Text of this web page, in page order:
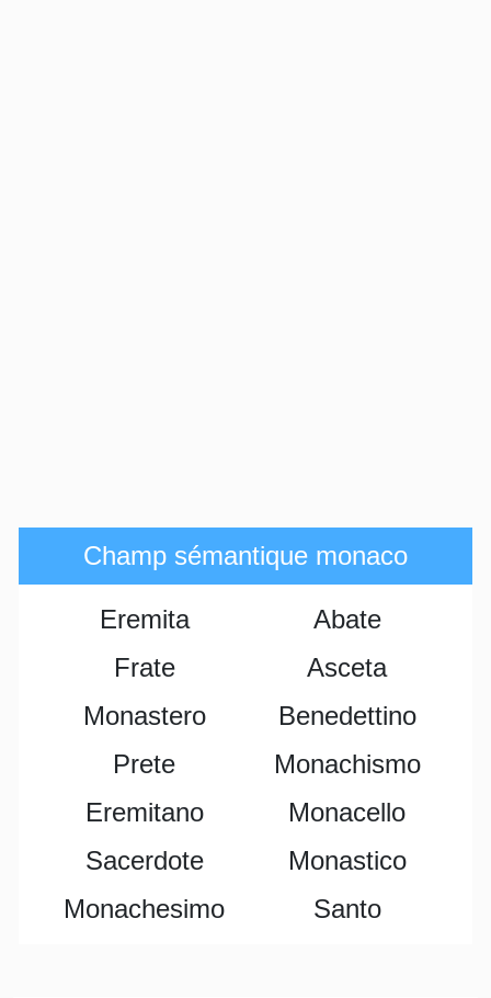
Champ sémantique monaco
Eremita
Abate
Frate
Asceta
Monastero
Benedettino
Prete
Monachismo
Eremitano
Monacello
Sacerdote
Monastico
Monachesimo
Santo